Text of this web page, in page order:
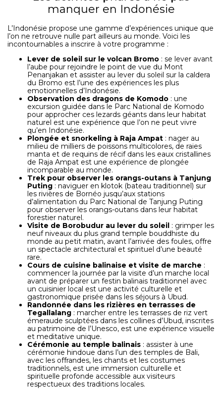
manquer en Indonésie
L’Indonésie propose une gamme d’expériences unique que
l’on ne retrouve nulle part ailleurs au monde. Voici les
incontournables a inscrire à votre programme :
Lever de soleil sur le volcan Bromo : se lever avant
l’aube pour rejoindre le point de vue du Mont
Penanjakan et assister au lever du soleil sur la caldera
du Bromo est l’une des expériences les plus
emotionnelles d’Indonésie.
Observation des dragons de Komodo : une
excursion guidée dans le Parc National de Komodo
pour approcher ces lezards géants dans leur habitat
naturel est une expérience que l’on ne peut vivre
qu’en Indonésie.
Plongée et snorkeling à Raja Ampat : nager au
milieu de milliers de poissons multicolores, de raies
manta et de requins de récif dans les eaux cristallines
de Raja Ampat est une expérience de plongée
incomparable au monde.
Trek pour observer les orangs-outans à Tanjung
Puting : naviguer en klotok (bateau traditionnel) sur
les rivières de Bornéo jusqu’aux stations
d’alimentation du Parc National de Tanjung Puting
pour observer les orangs-outans dans leur habitat
forestier naturel.
Visite de Borobudur au lever du soleil : grimper les
neuf niveaux du plus grand temple bouddhiste du
monde au petit matin, avant l’arrivée des foules, offre
un spectacle architectural et spirituel d’une beauté
rare.
Cours de cuisine balinaise et visite de marche :
commencer la journée par la visite d’un marche local
avant de préparer un festin balinais traditionnel avec
un cuisinier local est une activité culturelle et
gastronomique prisée dans les séjours à Ubud.
Randonnée dans les rizières en terrasses de
Tegallalang : marcher entre les terrasses de riz vert
émeraude sculptées dans les collines d’Ubud, inscrites
au patrimoine de l’Unesco, est une expérience visuelle
et meditative unique.
Cérémonie au temple balinais : assister à une
cérémonie hindoue dans l’un des temples de Bali,
avec les offrandes, les chants et les costumes
traditionnels, est une immersion culturelle et
spirituelle profonde accessible aux visiteurs
respectueux des traditions locales.